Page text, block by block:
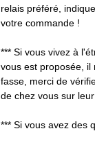
relais préféré,
votre commande !
*** Si vous vivez à
vous est proposée, il
fasse, merci de
de chez vous sur leur
*** Si vous avez des